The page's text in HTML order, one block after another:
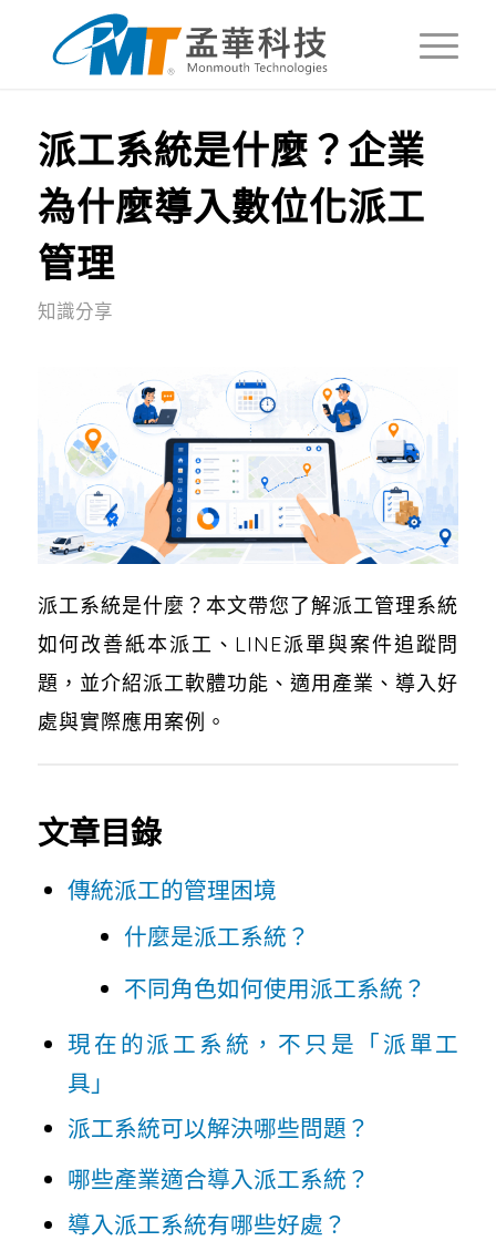
派工系統是什麼？企業
為什麼導入數位化派工
管理
知識分享
派工系統是什麼？本文帶您了解派工管理系統
如何改善紙本派工、LINE派單與案件追蹤問
題，並介紹派工軟體功能、適用產業、導入好
處與實際應用案例。
文章目錄
傳統派工的管理困境
什麼是派工系統？
不同角色如何使用派工系統？
現在的派工系統，不只是「派單工
具」
派工系統可以解決哪些問題？
哪些產業適合導入派工系統？
導入派工系統有哪些好處？